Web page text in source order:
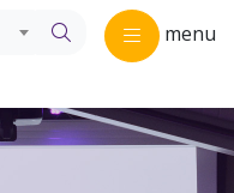
menu